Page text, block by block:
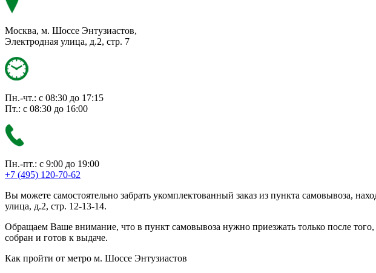
Москва, м. Шоссе Энтузиастов,
Электродная улица, д.2, стр. 7
Пн.-чт.: с 08:30 до 17:15
Пт.: с 08:30 до 16:00
Пн.-пт.: с 9:00 до 19:00
+7 (495) 120-70-62
Вы можете самостоятельно забрать укомплектованный заказ из пункта самовывоза,
улица, д.2, стр. 12-13-14.
Обращаем Ваше внимание, что в пункт самовывоза нужно приезжать только после
собран и готов к выдаче.
Как пройти от метро м. Шоссе Энтузиастов